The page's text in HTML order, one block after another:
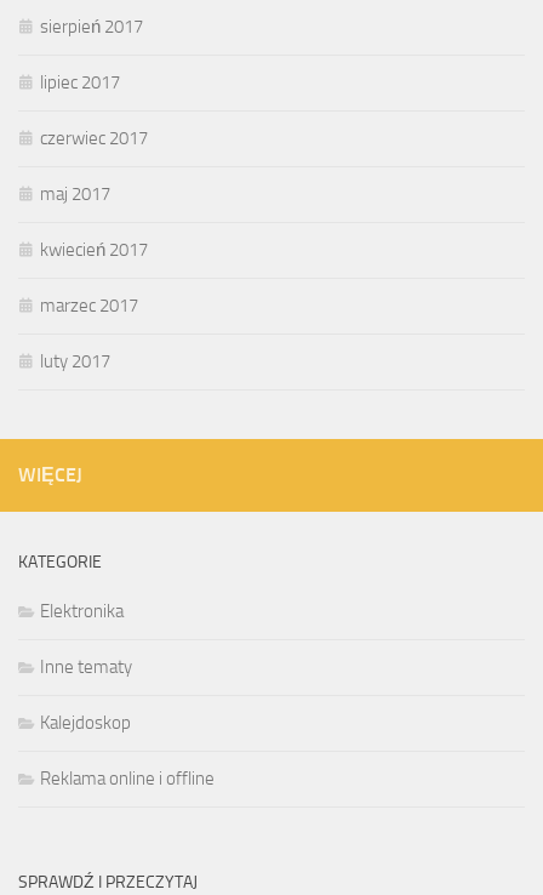
sierpień 2017
lipiec 2017
czerwiec 2017
maj 2017
kwiecień 2017
marzec 2017
luty 2017
WIĘCEJ
KATEGORIE
Elektronika
Inne tematy
Kalejdoskop
Reklama online i offline
SPRAWDŹ I PRZECZYTAJ